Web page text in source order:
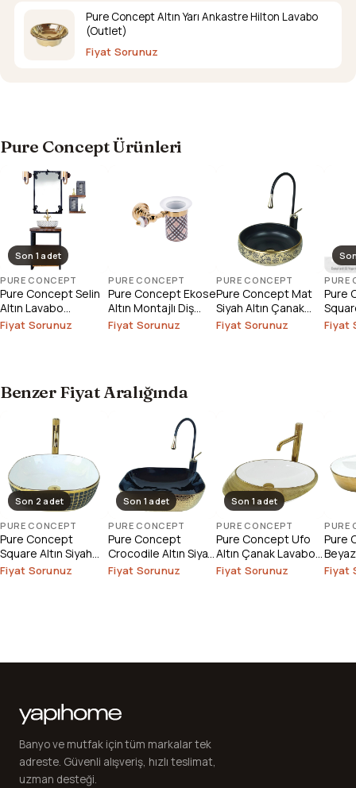
Pure Concept Altın Yarı Ankastre Hilton Lavabo
(Outlet)
Fiyat Sorunuz
Pure Concept Ürünleri
Son 1 adet
PURE CONCEPT
Pure Concept Selin
Altın Lavabo
Bataryası (Outlet)
Fiyat Sorunuz
PURE CONCEPT
Pure Concept Ekose
Altın Montajlı Diş
Fırçalık
Fiyat Sorunuz
PURE CONCEPT
Pure Concept Mat
Siyah Altın Çanak
Lavabo
Fiyat Sorunuz
PURE
Pure
Fiyat
Benzer Fiyat Aralığında
Son 2 adet
PURE CONCEPT
Pure Concept
Square Altın Siyah
Çanak Lavabo (
Fiyat Sorunuz
Son 1 adet
PURE CONCEPT
Pure Concept
Crocodile Altın Siyah
Çanak Lavabo
Fiyat Sorunuz
Son 1 adet
PURE CONCEPT
Pure Concept Ufo
Altın Çanak Lavabo
(Outlet)
Fiyat Sorunuz
PURE
Pure
Fiyat
Banyo ve mutfak için tüm markalar tek
adreste. Güvenli alışveriş, hızlı teslimat,
uzman desteği.